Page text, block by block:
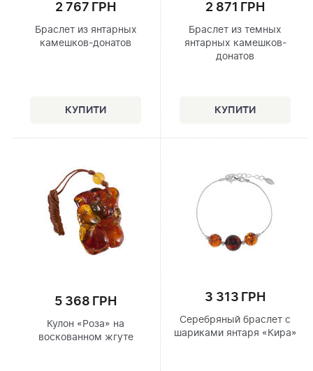
2 767 ГРН
Браслет из янтарных
камешков-донатов
2 871 ГРН
Браслет из темных
янтарных камешков-
донатов
5 368 ГРН
Кулон «Роза» на
воскованном жгуте
3 313 ГРН
Серебряный браслет с
шариками янтаря «Кира»